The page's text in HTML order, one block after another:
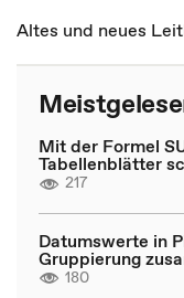
Altes und neues
Mit der Formel
Tabellenblätter
217
Datumswerte in
Gruppierung
180